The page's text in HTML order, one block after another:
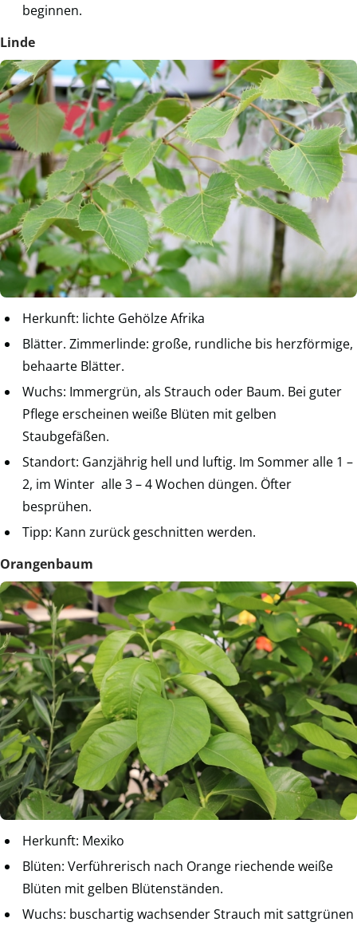
beginnen.
Linde
Herkunft: lichte Gehölze Afrika
Blätter. Zimmerlinde: große, rundliche bis herzförmige,
behaarte Blätter.
Wuchs: Immergrün, als Strauch oder Baum. Bei guter
Pflege erscheinen weiße Blüten mit gelben
Staubgefäßen.
Standort: Ganzjährig hell und luftig. Im Sommer alle 1 –
2, im Winter alle 3 – 4 Wochen düngen. Öfter
besprühen.
Tipp: Kann zurück geschnitten werden.
Orangenbaum
Herkunft: Mexiko
Blüten: Verführerisch nach Orange riechende weiße
Blüten mit gelben Blütenständen.
Wuchs: buschartig wachsender Strauch mit sattgrünen